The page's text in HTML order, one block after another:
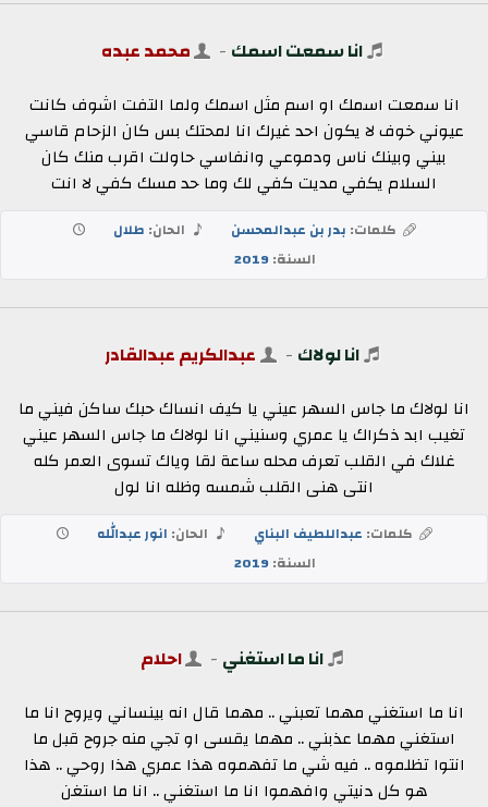
انا سمعت اسمك - محمد عبده
انا سمعت اسمك او اسم مثل اسمك ولما التفت اشوف كانت
عيوني خوف لا يكون احد غيرك انا لمحتك بس كان الزحام قاسي
بيني وبينك ناس ودموعي وانفاسي حاولت اقرب منك كان
السلام يكفي مديت كفي لك وما حد مسك كفي لا انت
كلمات: بدر بن عبدالمحسن الحان: طلال
السنة:2019
انا لولاك - عبدالكريم عبدالقادر
انا لولاك ما جاس السهر عيني يا كيف انساك حبك ساكن فيني ما
تغيب ابد ذكراك يا عمري وسنيني انا لولاك ما جاس السهر عيني
غلاك في القلب تعرف محله ساعة لقا وياك تسوى العمر كله
انتى هنى القلب شمسه وظله انا لول
كلمات: عبداللطيف البناي الحان: انور عبدالله
السنة:2019
انا ما استغني - احلام
انا ما استغني مهما تعبني .. مهما قال انه بينساني ويروح انا ما
استغني مهما عذبني .. مهما يقسى او تجي منه جروح قبل ما
انتوا تظلموه .. فيه شي ما تفهموه هذا عمري هذا روحي .. هذا
هو كل دنيتي وافهموا انا ما استغني .. انا ما استغن